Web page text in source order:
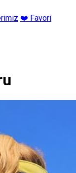
❤️ Favori